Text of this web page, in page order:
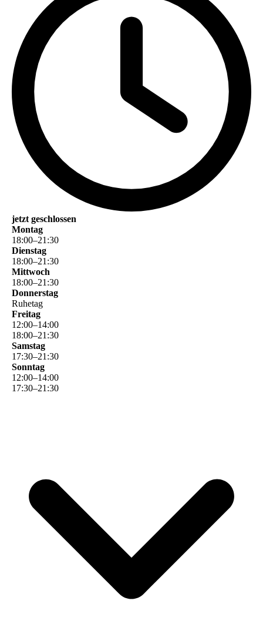
jetzt geschlossen
Montag
18:00–21 :30
Dienstag
18:00–21 :30
Mittwoch
18:00–21 :30
Donnerstag
Ruhetag
Freitag
12:00–14:00
18:00–21 :30
Samstag
17:30–21 :30
Sonntag
12:00–14:00
17:30–21 :30